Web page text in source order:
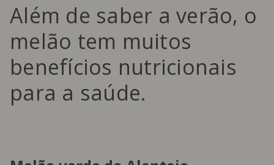
Além de saber a verão, o
melão tem muitos
benefícios nutricionais
para a saúde.